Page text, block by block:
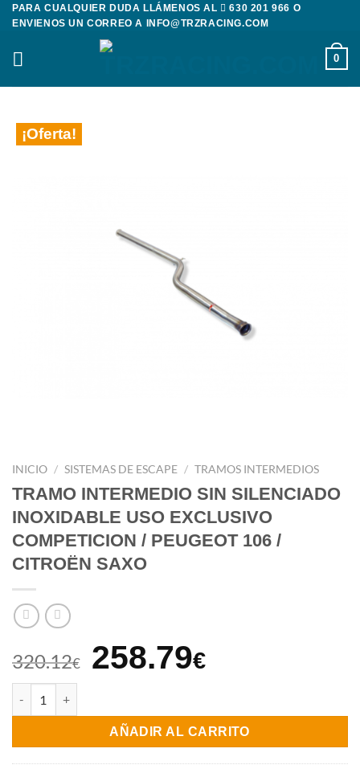
Saltar
contenido
PARA CUALQUIER DUDA LLÁMENOS AL 630 201 966 O
ENVIENOS UN CORREO A
INFO@TRZRACING.COM
0
¡Oferta!
INICIO / SISTEMAS DE ESCAPE / TRAMOS INTERMEDIOS
TRAMO INTERMEDIO SIN SILENCIADO
INOXIDABLE USO EXCLUSIVO
COMPETICION / PEUGEOT 106 /
CITROËN SAXO
320.12€
El
original
era:
258.79€El
actual
es:
AÑADIR AL CARRITO